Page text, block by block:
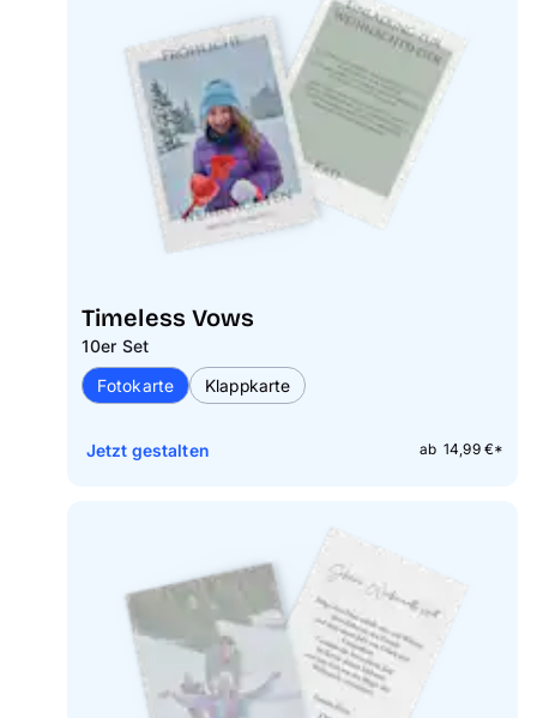
Timeless Vows
10er Set
Fotokarte
Klappkarte
ab 14,99 €*
Jetzt gestalten